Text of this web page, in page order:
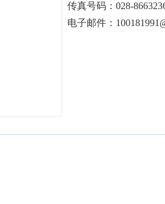
传真号码：028-
电子邮件：